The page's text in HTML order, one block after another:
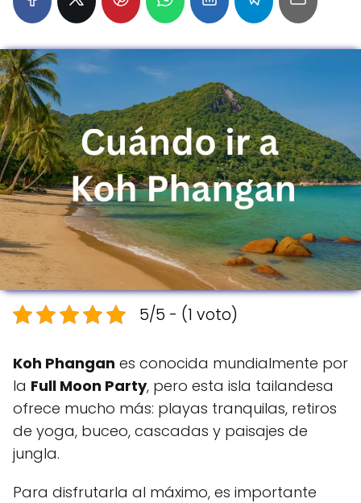
5/5 - (1 voto)
Koh Phangan es conocida mundialmente por
la Full Moon Party, pero esta isla tailandesa
ofrece mucho más: playas tranquilas, retiros
de yoga, buceo, cascadas y paisajes de
jungla.
Para disfrutarla al máximo, es importante